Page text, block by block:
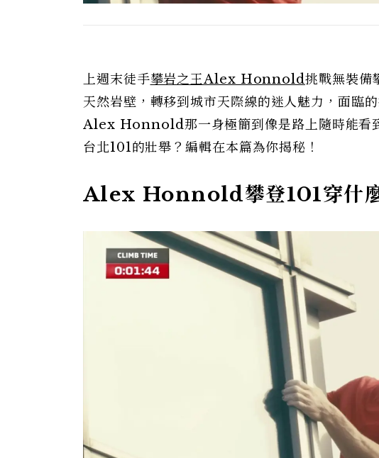
上週末徒手攀岩之王Alex Honnold挑戰無裝備
天然岩壁，轉移到城市天際線的迷人魅力，面臨
Alex Honnold那一身極簡到像是路上隨時能看
台北101的壯舉？編輯在本篇為你揭秘！
Alex Honnold攀登101穿什